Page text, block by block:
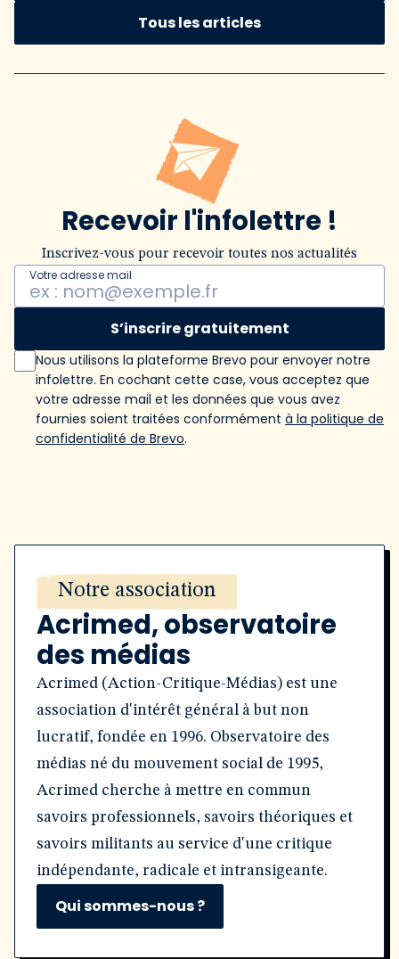
Tous les articles
Recevoir l'infolettre !
Inscrivez-vous pour recevoir toutes nos actualités
Votre adresse mail
S’inscrire gratuitement
Nous utilisons la plateforme Brevo pour envoyer notre
infolettre. En cochant cette case, vous acceptez que
votre adresse mail et les données que vous avez
fournies soient traitées conformément à la politique de
confidentialité de Brevo.
Notre association
Acrimed, observatoire
des médias
Acrimed (Action-Critique-Médias) est une
association d'intérêt général à but non
lucratif, fondée en 1996. Observatoire des
médias né du mouvement social de 1995,
Acrimed cherche à mettre en commun
savoirs professionnels, savoirs théoriques et
savoirs militants au service d'une critique
indépendante, radicale et intransigeante.
Qui sommes-nous ?